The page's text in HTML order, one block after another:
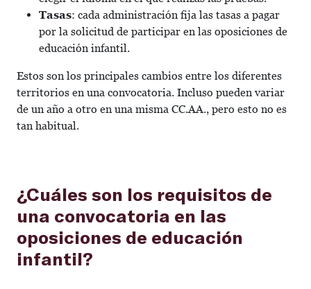
Tasas: cada administración fija las tasas a pagar
por la solicitud de participar en las oposiciones de
educación infantil.
Estos son los principales cambios entre los diferentes
territorios en una convocatoria. Incluso pueden variar
de un año a otro en una misma CC.AA., pero esto no es
tan habitual.
¿Cuáles son los requisitos de
una convocatoria en las
oposiciones de educación
infantil?